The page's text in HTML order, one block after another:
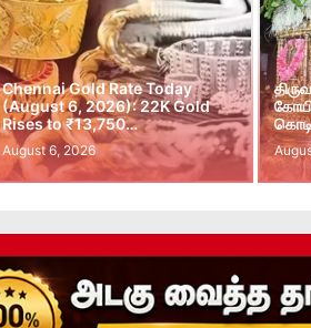
Chennai Gold Rate Today
(August 6, 2026): 22K Gold
Rises to ₹13,750…
August 6, 2026